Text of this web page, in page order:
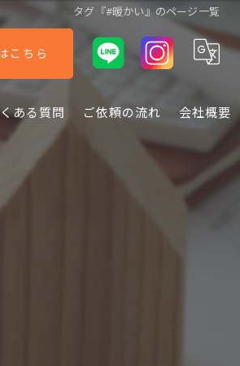
タグ『#暖かい』のページ一覧
こちら
ある質問 ご依頼の流れ 会社概要